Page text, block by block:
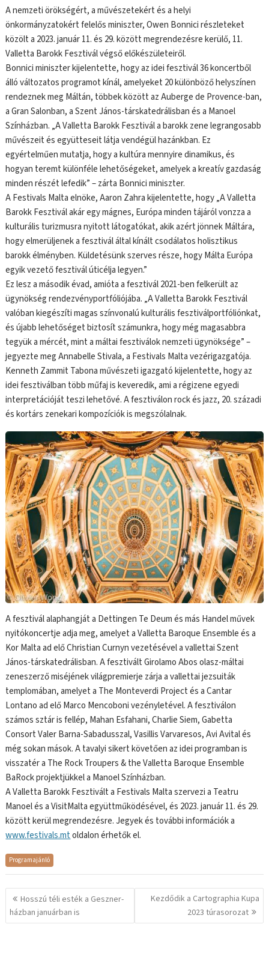
A nemzeti örökségért, a művészetekért és a helyi
önkormányzatokért felelős miniszter, Owen Bonnici részleteket
közölt a 2023. január 11. és 29. között megrendezésre kerülő, 11.
Valletta Barokk Fesztivál végső előkészületeiről.
Bonnici miniszter kijelentette, hogy az idei fesztivál 36 koncertből
álló változatos programot kínál, amelyeket 20 különböző helyszínen
rendeznek meg Máltán, többek között az Auberge de Provence-ban,
a Gran Salonban, a Szent János-társkatedrálisban és a Manoel
Színházban. „A Valletta Barokk Fesztivál a barokk zene legrangosabb
művészeit és együtteseit látja vendégül hazánkban. Ez
egyértelműen mutatja, hogy a kultúra mennyire dinamikus, és
hogyan teremt különféle lehetőségeket, amelyek a kreatív gazdaság
minden részét lefedik” – zárta Bonnici miniszter.
A Festivals Malta elnöke, Aaron Zahra kijelentette, hogy „A Valletta
Barokk Fesztivál akár egy mágnes, Európa minden tájáról vonzza a
kulturális turizmusra nyitott látogatókat, akik azért jönnek Máltára,
hogy elmerüljenek a fesztivál által kínált csodálatos holisztikus
barokk élményben. Küldetésünk szerves része, hogy Málta Európa
egyik vezető fesztivál úticélja legyen.”
Ez lesz a második évad, amióta a fesztivál 2021-ben felkerült az
ügynökség rendezvényportfóliójába. „A Valletta Barokk Fesztivál
valóban kiegészíti magas színvonalú kulturális fesztiválportfóliónkat,
és újabb lehetőséget biztosít számunkra, hogy még magasabbra
tegyük a mércét, mint a máltai fesztiválok nemzeti ügynöksége” –
jegyezte meg Annabelle Stivala, a Festivals Malta vezérigazgatója.
Kenneth Zammit Tabona művészeti igazgató kijelentette, hogy az
idei fesztiválban több műfaj is keveredik, ami a régizene egyedi
interpretációját teszi lehetővé. A fesztiválon rock és jazz, 20. századi
és kortárs zenekari kompozíciók is megszólalnak.
A fesztivál alaphangját a Dettingen Te Deum és más Handel művek
nyitókoncertje adja meg, amelyet a Valletta Baroque Ensemble és a
Kor Malta ad elő Christian Curnyn vezetésével a vallettai Szent
János-társkatedrálisban. A fesztivált Girolamo Abos olasz-máltai
zeneszerző miséjének világpremierje zárja a vallettai jezsuiták
templomában, amelyet a The Monteverdi Project és a Cantar
Lontano ad elő Marco Mencoboni vezényletével. A fesztiválon
számos sztár is fellép, Mahan Esfahani, Charlie Siem, Gabetta
Consort Valer Barna-Sabadusszal, Vasillis Varvaresos, Avi Avital és
még sokan mások. A tavalyi sikert követően az idei programban is
visszatér a The Rock Troupers & the Valletta Baroque Ensemble
BaRock projektjükkel a Manoel Színházban.
A Valletta Barokk Fesztivált a Festivals Malta szervezi a Teatru
Manoel és a VisitMalta együttműködésével, és 2023. január 11. és 29.
között kerül megrendezésre. Jegyek és további információk a
www.festivals.mtoldalon érhetők el.
Programajánló
Bejegyzés
navigáció
Hosszú téli esték a Geszner-
házban januárban is
Kezdődik a Cartographia Kupa
2023 túrasorozat